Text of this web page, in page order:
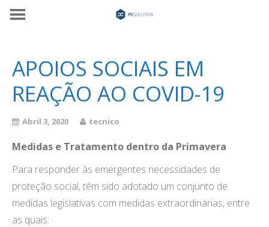
APOIOS SOCIAIS EM
REAÇÃO AO COVID-19
Abril 3, 2020 tecnico
Medidas e Tratamento dentro da Primavera
Para responder às emergentes necessidades de
proteção social, têm sido adotado um conjunto de
medidas legislativas com medidas extraordinárias, entre
as quais: